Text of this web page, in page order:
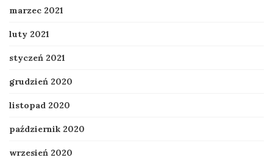
marzec 2021
luty 2021
styczeń 2021
grudzień 2020
listopad 2020
październik 2020
wrzesień 2020